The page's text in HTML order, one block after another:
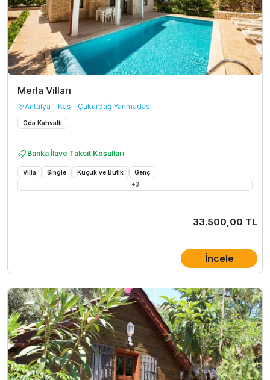
Merla Vilları
Antalya - Kaş - Çukurbağ Yarımadası
Oda Kahvaltı
Banka İlave Taksit Koşulları
Villa Single Küçük ve Butik
Genç
+3
33.500,00 TL
İncele